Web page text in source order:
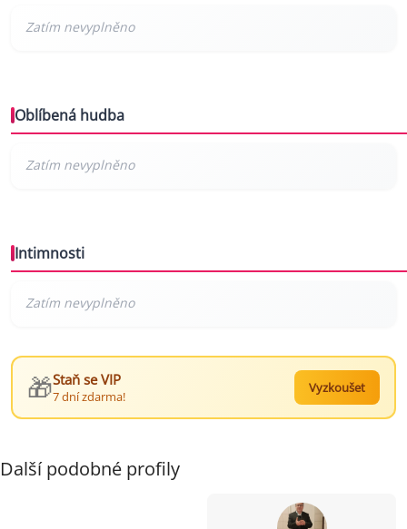
Oblíbená hudba
Intimnosti
🎁Staň se VIP
7 dní zdarma!
Vyzkoušet
Další podobné profily